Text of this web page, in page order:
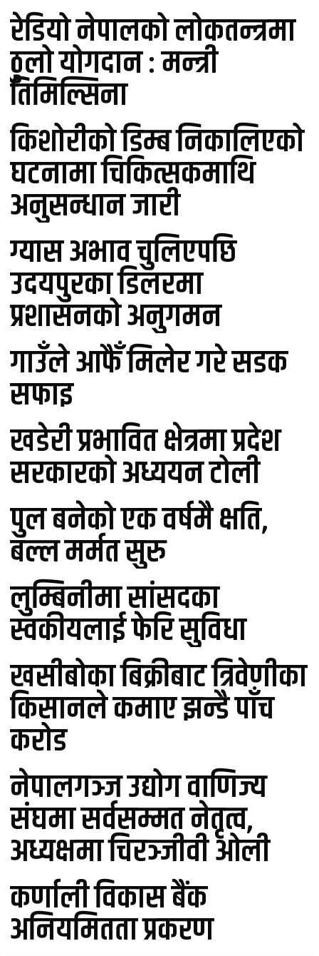
रेडियो नेपालको लोकतन्त्रमा
ठुलो योगदान : मन्त्री
तिमिल्सिना
किशोरीको डिम्ब निकालिएको
घटनामा चिकित्सकमाथि
अनुसन्धान जारी
ग्यास अभाव चुलिएपछि
उदयपुरका डिलरमा
प्रशासनको अनुगमन
गाउँले आफैँ मिलेर गरे सडक
सफाइ
खडेरी प्रभावित क्षेत्रमा प्रदेश
सरकारको अध्ययन टोली
पुल बनेको एक वर्षमै क्षति,
बल्ल मर्मत सुरु
लुम्बिनीमा सांसदका
स्वकीयलाई फेरि सुविधा
खसीबोका बिक्रीबाट त्रिवेणीका
किसानले कमाए झन्डै पाँच
करोड
नेपालगञ्ज उद्योग वाणिज्य
संघमा सर्वसम्मत नेतृत्व,
अध्यक्षमा चिरञ्जीवी ओली
कर्णाली विकास बैंक
अनियमितता प्रकरण